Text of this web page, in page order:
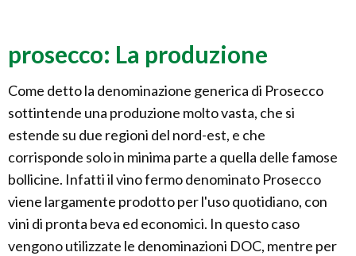
prosecco: La produzione
Come detto la denominazione generica di Prosecco
sottintende una produzione molto vasta, che si
estende su due regioni del nord-est, e che
corrisponde solo in minima parte a quella delle famose
bollicine. Infatti il vino fermo denominato Prosecco
viene largamente prodotto per l'uso quotidiano, con
vini di pronta beva ed economici. In questo caso
vengono utilizzate le denominazioni DOC, mentre per